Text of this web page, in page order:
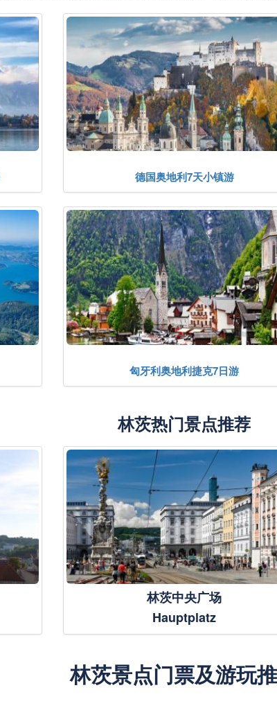
德国奥地利7天小镇游
匈牙利奥地利捷克7日游
林茨热门景点推荐
林茨中央广场
Hauptplatz
林茨景点门票及游玩